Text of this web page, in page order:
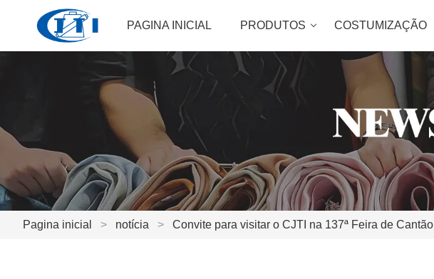
PAGINA INICIAL PRODUTOS COSTUMIZAÇÃO
Pagina inicial > notícia > Convite para visitar o CJTI na 137ª Feira de Cantão